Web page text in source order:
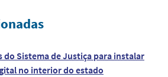
do Sistema de Justiça para instalar
no interior do estado